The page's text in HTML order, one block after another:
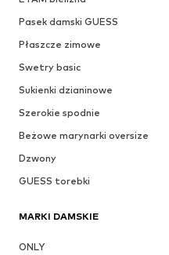
Pasek damski GUESS
Płaszcze zimowe
Swetry basic
Sukienki dzianinowe
Szerokie spodnie
Beżowe marynarki oversize
Dzwony
GUESS torebki
MARKI DAMSKIE
ONLY